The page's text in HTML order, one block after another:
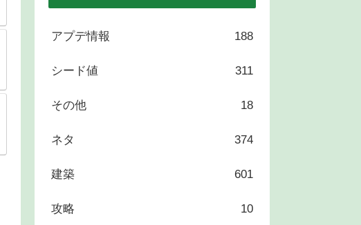
アプデ情報 188
シード値 311
その他 18
ネタ 374
建築 601
攻略 10